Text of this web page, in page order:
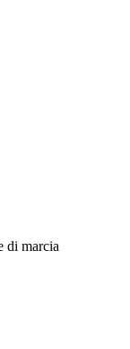
di marcia